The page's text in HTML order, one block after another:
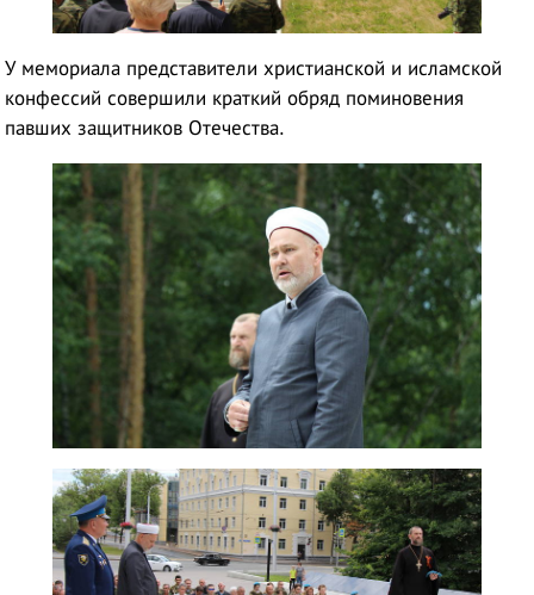
У мемориала представители христианской и исламской
конфессий совершили краткий обряд поминовения
павших защитников Отечества.